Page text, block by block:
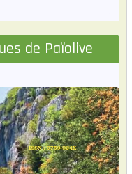
de Païolive